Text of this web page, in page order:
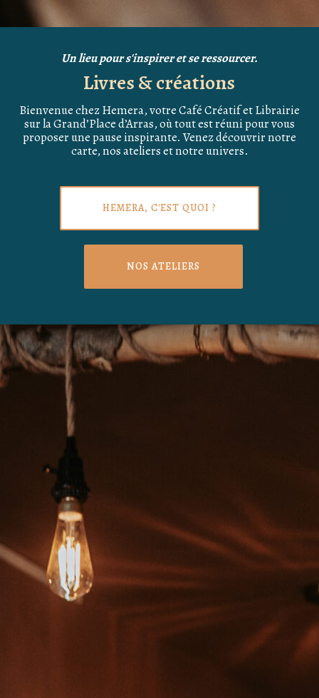
Un lieu pour s'inspirer et se ressourcer.
Instants sincères
Bienvenue chez Hemera, votre Café Créatif et Librairie
sur la Grand’Place d’Arras, où tout est réuni pour vous
proposer une pause inspirante. Venez découvrir notre
carte, nos ateliers et notre univers.
HEMERA, C'EST QUOI ?
NOS ATELIERS